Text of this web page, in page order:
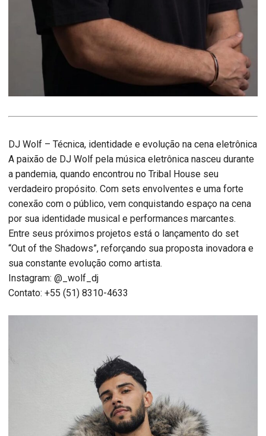
DJ Wolf – Técnica, identidade e evolução na cena eletrônica
A paixão de DJ Wolf pela música eletrônica nasceu durante
a pandemia, quando encontrou no Tribal House seu
verdadeiro propósito. Com sets envolventes e uma forte
conexão com o público, vem conquistando espaço na cena
por sua identidade musical e performances marcantes.
Entre seus próximos projetos está o lançamento do set
“Out of the Shadows”, reforçando sua proposta inovadora e
sua constante evolução como artista.
Instagram: @_wolf_dj
Contato: +55 (51) 8310-4633